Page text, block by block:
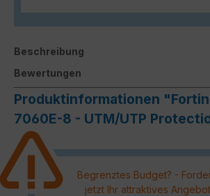
Beschreibung
Bewertungen
Produktinformationen
7060E-8 - UTM/UTP
Begrenztes Budget? -
jetzt Ihr attraktives